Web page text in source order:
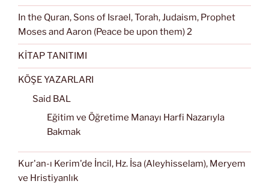
In the Quran, Sons of Israel, Torah, Judaism, Prophet
Moses and Aaron (Peace be upon them) 2
KİTAP TANITIMI
KÖŞE YAZARLARI
Said BAL
Eğitim ve Öğretime Manayı Harfi Nazarıyla
Bakmak
Kur'an-ı Kerim'de İncil, Hz. İsa (Aleyhisselam), Meryem
ve Hristiyanlık